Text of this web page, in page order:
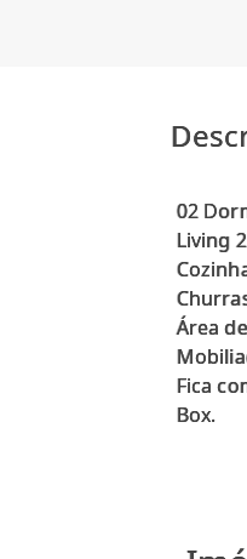
02
Living
Área
Fica